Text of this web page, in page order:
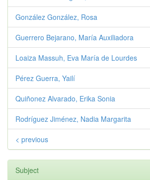
González González, Rosa
Guerrero Bejarano, María Auxiliadora
Loaiza Massuh, Eva María de Lourdes
Pérez Guerra, Yailí
Quiñonez Alvarado, Erika Sonia
Rodríguez Jiménez, Nadia Margarita
< previous
Subject